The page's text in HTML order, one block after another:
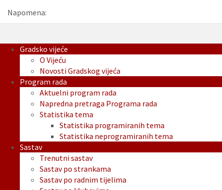
Napomena:
Gradsko vijeće
O Vijeću
Novosti Gradskog vijeća
Program rada
Aktuelni program rada
Napredna pretraga Programa rada
Statistika tema
Statistika programiranih tema
Statistika neprogramiranih tema
Sastav
Trenutni sastav
Sastav po strankama
Sastav po radnim tijelima